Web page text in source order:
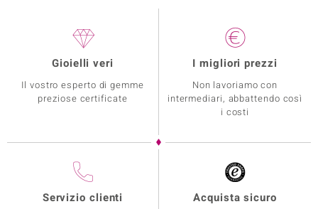
Gioielli veri
Il vostro esperto di gemme
preziose certificate
I migliori prezzi
Non lavoriamo con
intermediari, abbattendo così
i costi
Servizio clienti Acquista sicuro